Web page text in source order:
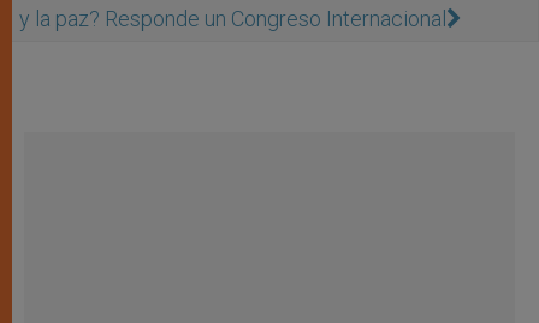
y la paz? Responde un Congreso Internacional